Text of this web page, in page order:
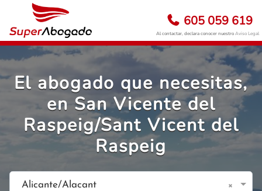
605 059 619
Al contactar, declara conocer nuestroAviso Legal
El abogado que necesitas,
en San Vicente del
Raspeig/Sant Vicent del
Raspeig
Alicante/Alacant ×